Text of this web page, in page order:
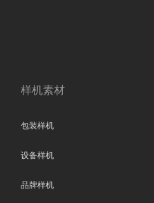
样机素材
包装样机
设备样机
品牌样机